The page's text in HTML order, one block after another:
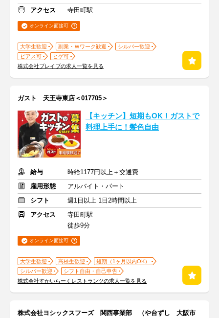
アクセス 寺田町駅
オンライン面接可
大学生歓迎 副業・Ｗワーク歓迎
シルバー歓迎
ピアス可
ヒゲ可
株式会社ブレイブの求人一覧を見る
ガスト 天王寺東店＜017705＞
【キッチン】短期もOK！ガストで
料理上手に！髪色自由
給与
時給1177円以上＋交通費
雇用形態
アルバイト・パート
シフト
週1日以上 1日2時間以上
アクセス
寺田町駅
徒歩9分
オンライン面接可
大学生歓迎 高校生歓迎
短期（1ヶ月以内OK）
シルバー歓迎
シフト自由・自己申告
株式会社すかいらーくレストランツの求人一覧を見る
株式会社ヨシックスフーズ 関西事業部 （や台ずし 大阪市